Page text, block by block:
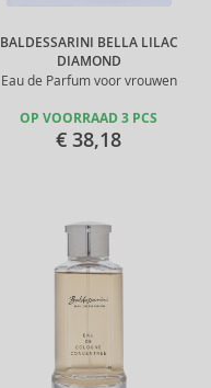
BALDESSARINI BELLA LILAC
DIAMOND
Eau de Parfum voor vrouwen
OP VOORRAAD 3 PCS
€ 38,18